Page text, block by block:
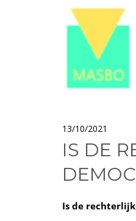
13/10/2021
​IS DE
Is de